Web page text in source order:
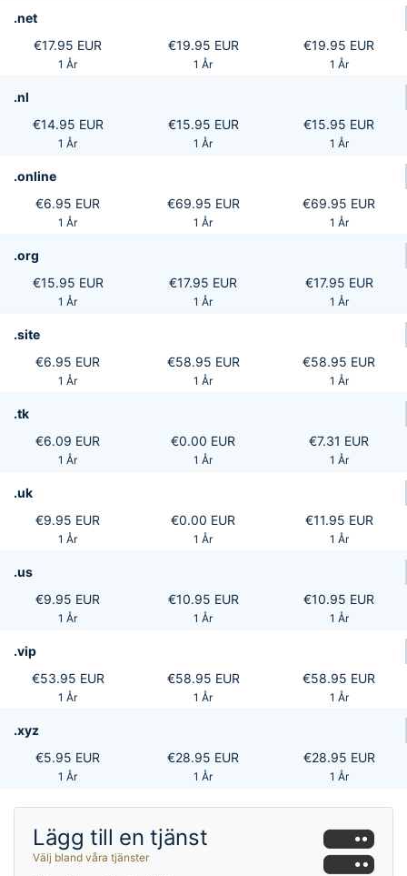
.net
€17.95 EUR
1 År
€19.95 EUR
1 År
€19.95 EUR
1 År
.nl
€14.95 EUR
1 År
€15.95 EUR
1 År
€15.95 EUR
1 År
.online
€6.95 EUR
1 År
€69.95 EUR
1 År
€69.95 EUR
1 År
.org
€15.95 EUR
1 År
€17.95 EUR
1 År
€17.95 EUR
1 År
.site
€6.95 EUR
1 År
€58.95 EUR
1 År
€58.95 EUR
1 År
.tk
€6.09 EUR
1 År
€0.00 EUR
1 År
€7.31 EUR
1 År
.uk
€9.95 EUR
1 År
€0.00 EUR
1 År
€11.95 EUR
1 År
.us
€9.95 EUR
1 År
€10.95 EUR
1 År
€10.95 EUR
1 År
.vip
€53.95 EUR
1 År
€58.95 EUR
1 År
€58.95 EUR
1 År
.xyz
€5.95 EUR
1 År
€28.95 EUR
1 År
€28.95 EUR
1 År
Lägg till en tjänst
Välj bland våra tjänster